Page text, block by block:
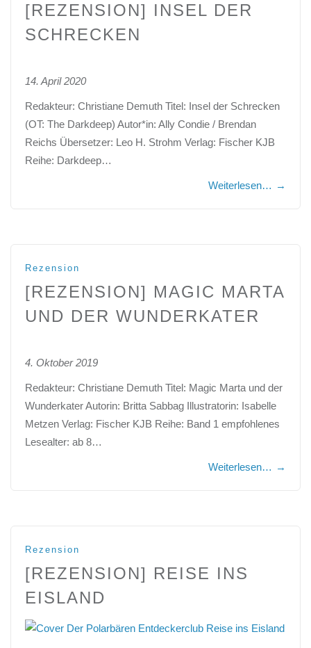
[REZENSION] INSEL DER
SCHRECKEN
14. April 2020
Redakteur: Christiane Demuth Titel: Insel der Schrecken
(OT: The Darkdeep) Autor*in: Ally Condie / Brendan
Reichs Übersetzer: Leo H. Strohm Verlag: Fischer KJB
Reihe: Darkdeep…
Weiterlesen… →
Rezension
[REZENSION] MAGIC MARTA
UND DER WUNDERKATER
4. Oktober 2019
Redakteur: Christiane Demuth Titel: Magic Marta und der
Wunderkater Autorin: Britta Sabbag Illustratorin: Isabelle
Metzen Verlag: Fischer KJB Reihe: Band 1 empfohlenes
Lesealter: ab 8…
Weiterlesen… →
Rezension
[REZENSION] REISE INS
EISLAND